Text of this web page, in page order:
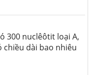
300 nuclêôtit loại A,
chiều dài bao nhiêu